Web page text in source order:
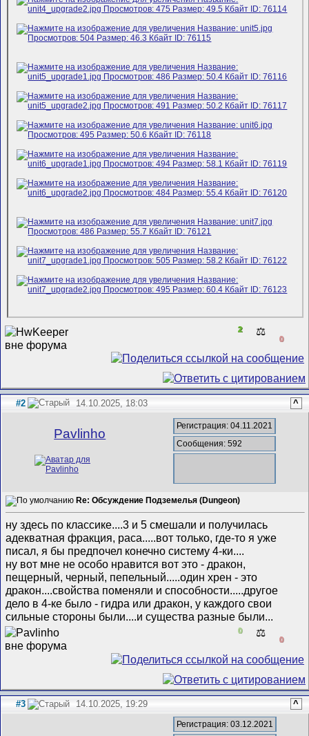
2 ⚖️
0
#2 14.10.2025, 18:03 ^
Pavlinho
Регистрация: 04.11.2021
Сообщения: 592
Re: Обсуждение Подземелья (Dungeon)
ну здесь по классике....3 и 5 смешали и получилась
адекватная фракция, раса.....вот только, где-то я уже
писал, я бы предпочел конечно систему 4-ки....
ну вот мне не особо нравится вот это - дракон,
пещерный, черный, пепельный.....один хрен - это
дракон....свойства поменяли и способности.....другое
дело в 4-ке было - гидра или дракон, у каждого свои
сильные стороны были....и существа разные были...
0 ⚖️
0
#3 14.10.2025, 19:29 ^
Регистрация: 03.12.2021